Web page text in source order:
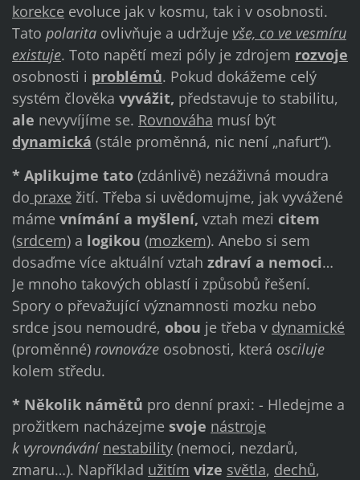
korekce evoluce jak v kosmu, tak i v osobnosti.
Tato polaritaovlivňuje a udržuje vše, co ve vesmíru
existuje. Toto napětí mezi póly je zdrojem rozvoje
osobnosti i problémů. Pokud dokážeme celý
systém člověka vyvážit, představuje to stabilitu,
ale nevyvíjíme se. Rovnováha musí být
dynamická (stále proměnná, nic není „nafurt“).
* Aplikujme tato(zdánlivě) nezáživná moudra
do praxe žití. Třeba si uvědomujme, jak vyvážené
máme vnímání a myšlení, vztah mezi citem
(srdcem)a logikou (mozkem). Anebo si sem
dosaďme více aktuální vztah zdraví a nemoci…
Je mnoho takových oblastí i způsobů řešení.
Spory o převažující významnosti mozku nebo
srdce jsou nemoudré, obou je třeba v dynamické
(proměnné) rovnovázeosobnosti, která osciluje
kolem středu.
* Několik námětů pro denní praxi: - Hledejme a
prožitkem nacházejme svoje nástroje
k vyrovnávání nestability(nemoci, nezdarů,
zmaru…). Například užitím vize světla, dechů,